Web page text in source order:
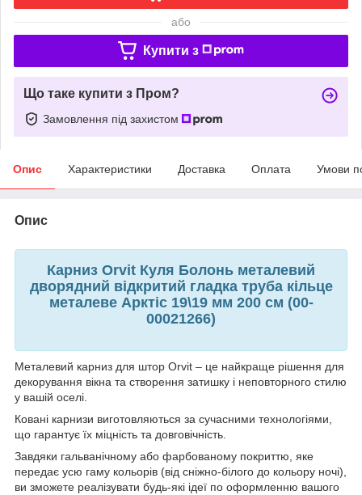
або
Купити з
Що таке купити з Пром?
Замовлення під захистом
Опис Характеристики Доставка Оплата Умови
Опис
Карниз Orvit Куля Болонь металевий
дворядний відкритий гладка труба кільце
металеве Арктіс 19\19 мм 200 см (00-
00021266)
Металевий карниз для штор Orvit – це найкраще рішення для
декорування вікна та створення затишку і неповторного стилю
у вашій оселі.
Ковані карнизи виготовляються за сучасними технологіями,
що гарантує їх міцність та довговічність.
Завдяки гальванічному або фарбованому покриттю, яке
передає усю гаму кольорів (від сніжно-білого до кольору ночі),
ви зможете реалізувати будь-які ідеї по оформленню вашого